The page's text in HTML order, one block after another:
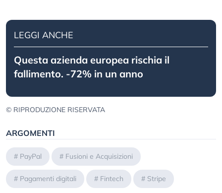
LEGGI ANCHE
Questa azienda europea rischia il
fallimento. -72% in un anno
© RIPRODUZIONE RISERVATA
ARGOMENTI
# PayPal # Fusioni e Acquisizioni
# Pagamenti digitali # Fintech # Stripe